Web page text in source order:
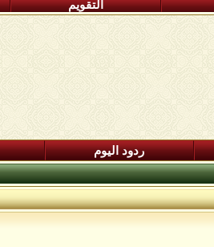
التقويم
ردود اليوم